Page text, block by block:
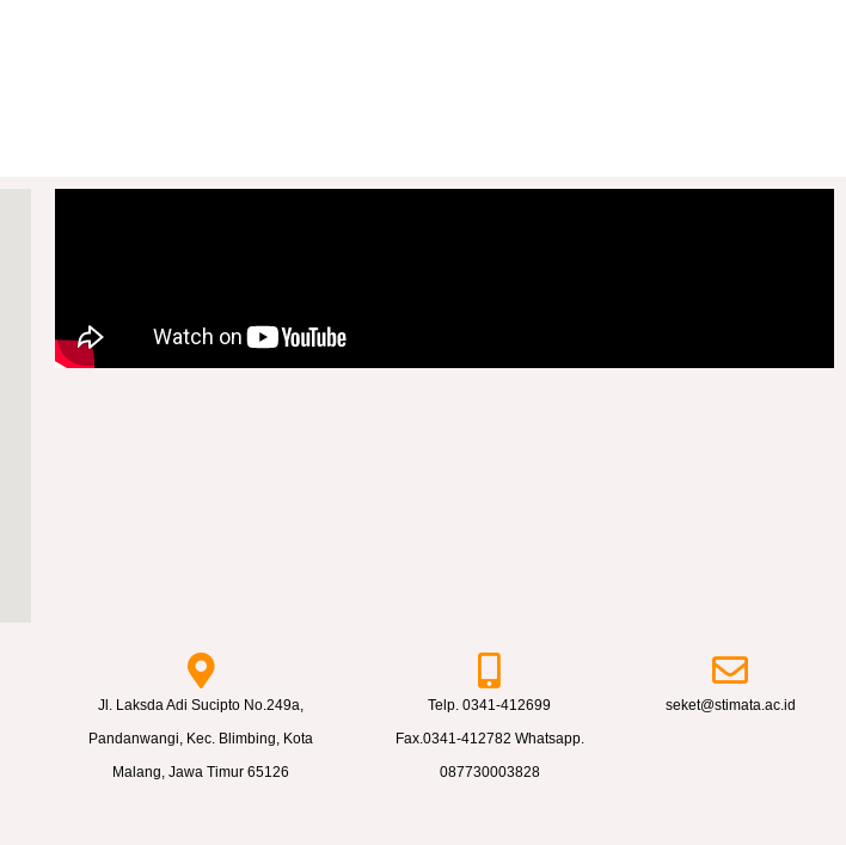
Jl. Laksda Adi Sucipto No.249a,
Pandanwangi, Kec. Blimbing, Kota
Malang, Jawa Timur 65126
Telp. 0341-412699
Fax.0341-412782 Whatsapp.
087730003828
seket@stimata.ac.id